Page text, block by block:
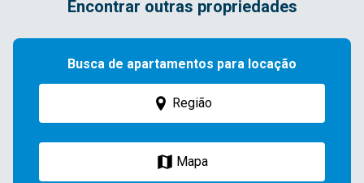
Encontrar outras propriedades
Busca de apartamentos para locação
Região
Mapa